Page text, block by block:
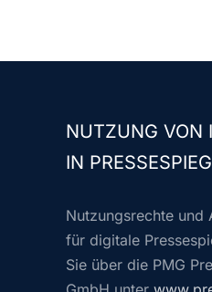
NUTZUNG VON
IN
Nutzungsrechte und
für digitale
Sie über die PMG